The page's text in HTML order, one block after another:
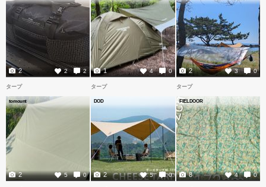
2 2
2 4 0
1 3 0
2
タープ
tomount
5 0
2
タープ
DOD
5 0
2
タープ
FIELDOOR
4 0
8